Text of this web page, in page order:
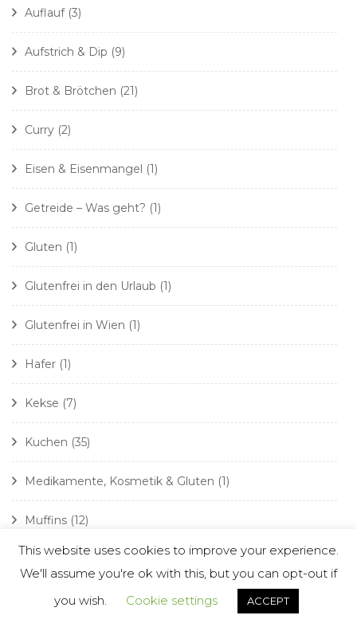
Auflauf(3)
Aufstrich & Dip (9)
Brot & Brötchen (21)
Curry (2)
Eisen & Eisenmangel (1)
Getreide – Was geht? (1)
Gluten (1)
Glutenfrei in den Urlaub (1)
Glutenfrei in Wien (1)
Hafer (1)
Kekse (7)
Kuchen (35)
Medikamente, Kosmetik & Gluten (1)
Muffins (12)
Müsli (1)
Pasta & Spätzle (4)
This website uses cookies to improve your experience.
We'll assume you're ok with this, but you can opt-out if
you wish.
Cookie settings ACCEPT